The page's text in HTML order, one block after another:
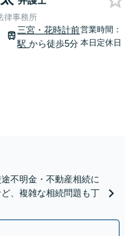
律事務所
三宮・花時計前
駅から徒歩5分
営業時間：
本日定休日
不明金・不動産相続に
、複雑な相続問題も丁